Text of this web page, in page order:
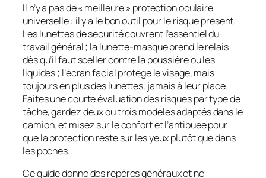
Il n’y a pas de « meilleure » protection oculaire
universelle : il y a le bon outil pour le risque présent.
Les lunettes de sécurité couvrent l’essentiel du
travail général ; la lunette-masque prend le relais
dès qu’il faut sceller contre la poussière ou les
liquides ; l’écran facial protège le visage, mais
toujoursen plusdes lunettes, jamais à leur place.
Faites une courte évaluation des risques par type de
tâche, gardez deux ou trois modèles adaptés dans le
camion, et misez sur le confort et l’antibuée pour
que la protection reste sur les yeux plutôt que dans
les poches.
Ce guide donne des repères généraux et ne